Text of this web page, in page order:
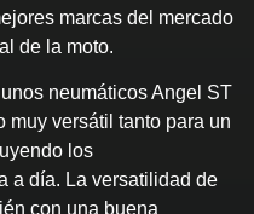
marcas del mercado
de la moto.
neumáticos Angel ST
muy versátil tanto para un
los
a día. La versatilidad de
con una buena